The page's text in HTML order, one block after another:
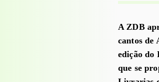
A ZDB
cantos de
edição do
que se